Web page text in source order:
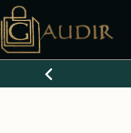
al
contenido
-20%